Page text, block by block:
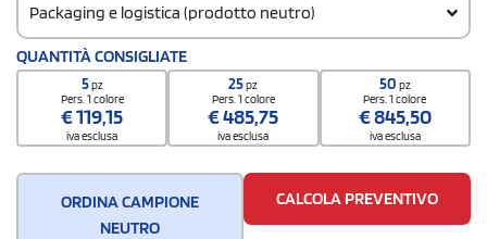
Packaging e logistica (prodotto neutro)
Codice doganale
4202929190000000000000
Quantità per confezione
20 / Polybag
Quantità per scatola
20
QUANTITÀ CONSIGLIATE
5pz
Pers. 1 colore
€119,15
iva esclusa
25pz
Pers. 1 colore
€485,75
iva esclusa
50 pz
Pers. 1 colore
€845,50
iva esclusa
ORDINA CAMPIONE
NEUTRO
CALCOLA PREVENTIVO